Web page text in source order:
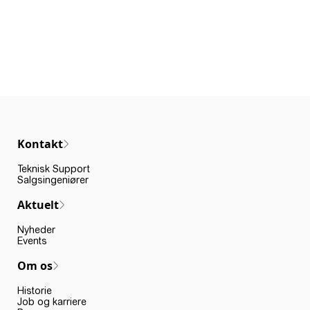
Kontakt
Teknisk Support
Salgsingeniører
Aktuelt
Nyheder
Events
Om os
Historie
Job og karriere